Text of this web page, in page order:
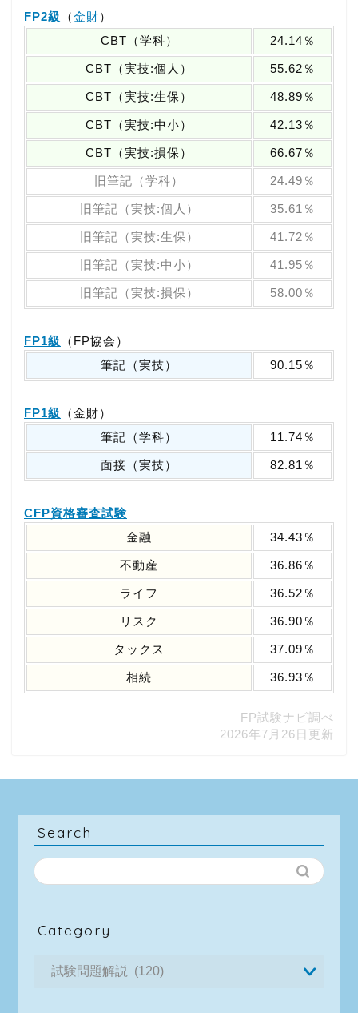
FP2級 （金財）
CBT（学科）
24.14％
CBT（実技:個人） 55.62％
CBT（実技:生保） 48.89％
CBT（実技:中小） 42.13％
CBT（実技:損保） 66.67％
旧筆記（学科） 24.49％
旧筆記（実技:個人） 35.61％
旧筆記（実技:生保） 41.72％
旧筆記（実技:中小） 41.95％
旧筆記（実技:損保） 58.00％
FP1級
（FP協会）
筆記（実技）
90.15％
FP1級
（金財）
筆記（学科）
11.74％
面接（実技） 82.81％
CFP資格審査試験
金融
34.43％
不動産 36.86％
ライフ 36.52％
リスク 36.90％
タックス 37.09％
相続 36.93％
FP試験ナビ調べ
2026年7月26日更新
Search
Category